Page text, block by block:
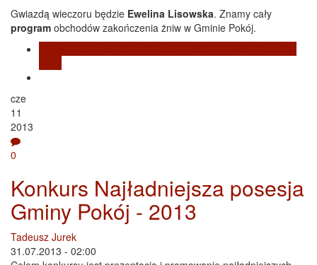
Gwiazdą wieczoru będzie Ewelina Lisowska. Znamy cały
program obchodów zakończenia żniw w Gminie Pokój.
cze
11
2013
0
Konkurs Najładniejsza posesja
Gminy Pokój - 2013
Tadeusz Jurek
31.07.2013 - 02:00